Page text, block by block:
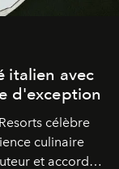
italien avec
d'exception
célèbre
culinaire
et accords